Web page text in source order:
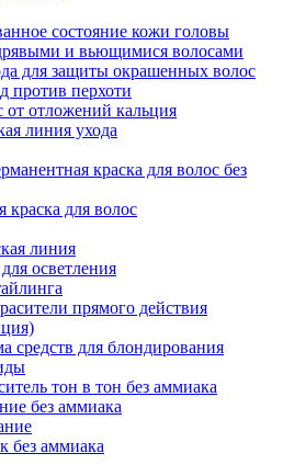
состояние кожи головы
и вьющимися волосами
для защиты окрашенных волос
против перхоти
отложений кальция
линия ухода
краска для волос без
краска для волос
линия
осветления
прямого действия
средств для блондирования
тон в тон без аммиака
без аммиака
без аммиака